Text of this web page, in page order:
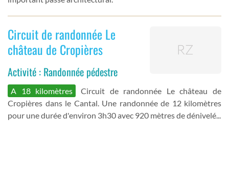
Circuit de randonnée Le
château de Cropières
Activité : Randonnée pédestre
A 18 kilomètres
Circuit de randonnée Le château de
Cropières dans le Cantal. Une randonnée de 12 kilomètres
pour une durée d'environ 3h30 avec 920 mètres de dénivelé...